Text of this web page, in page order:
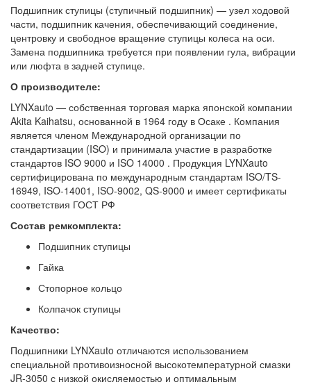
Подшипник ступицы (ступичный подшипник) — узел ходовой
части, подшипник качения, обеспечивающий соединение,
центровку и свободное вращение ступицы колеса на оси.
Замена подшипника требуется при появлении гула, вибрации
или люфта в задней ступице.
О производителе:
LYNXauto — собственная торговая марка японской компании
Akita Kaihatsu, основанной в 1964 году в Осаке . Компания
является членом Международной организации по
стандартизации (ISO) и принимала участие в разработке
стандартов ISO 9000 и ISO 14000 . Продукция LYNXauto
сертифицирована по международным стандартам ISO/TS-
16949, ISO-14001, ISO-9002, QS-9000 и имеет сертификаты
соответствия ГОСТ РФ
Состав ремкомплекта:
Подшипник ступицы
Гайка
Стопорное кольцо
Колпачок ступицы
Качество:
Подшипники LYNXauto отличаются использованием
специальной противоизносной высокотемпературной смазки
JR-3050 с низкой окисляемостью и оптимальным